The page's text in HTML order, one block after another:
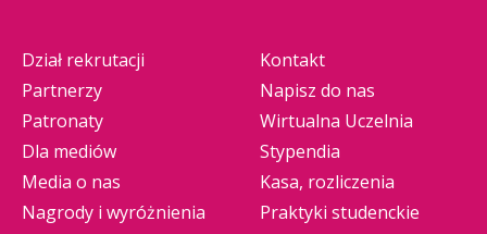
Dział rekrutacji
Partnerzy
Patronaty
Dla mediów
Media o nas
Nagrody i wyróżnienia
Kontakt
Napisz do nas
Wirtualna Uczelnia
Stypendia
Kasa, rozliczenia
Praktyki studenckie